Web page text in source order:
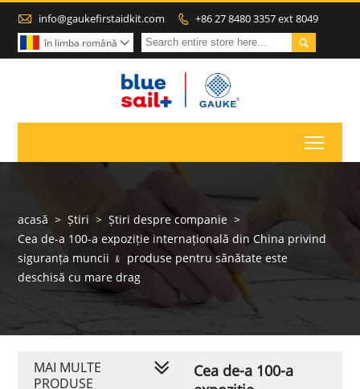
 info@gaukefirstaidkit.com  +86 27 8480 3357 ext 8049

în limba română 
acasă > Știri > Știri despre companie >
Cea de-a 100-a expoziție internațională din China privind
siguranța muncii ﹠ produse pentru sănătate este
deschisă cu mare drag
Cea de-a 100-a
MAI MULTE
PRODUSE